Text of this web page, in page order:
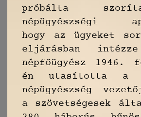
próbálta
népügyészségi
hogy az ügyeket
eljárásban
népfőügyész 1946.
én utasította a
népügyészség
a szövetségesek